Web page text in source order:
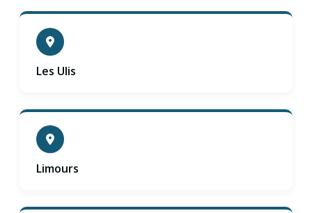
Les Ulis
Limours